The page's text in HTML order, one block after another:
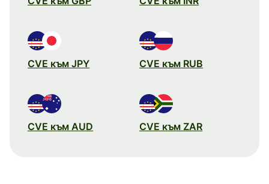
CVE към JPY CVE към RUB
CVE към AUD CVE към ZAR